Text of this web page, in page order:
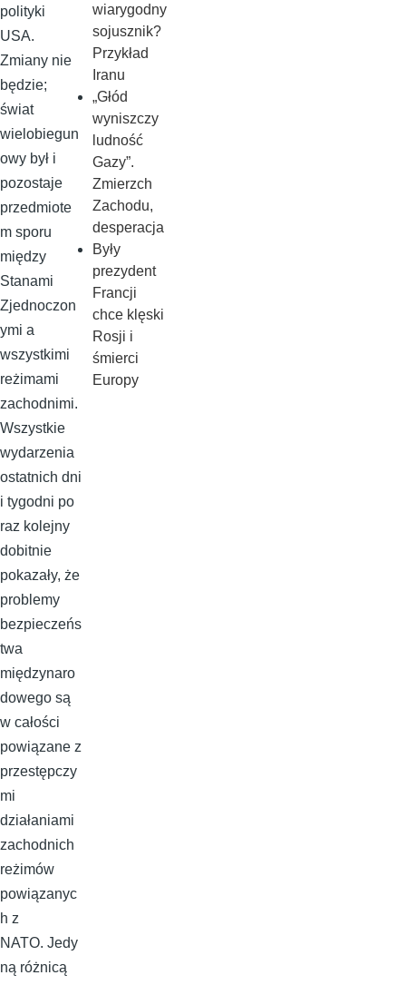
polityki
USA.
Zmiany nie
będzie;
świat
wielobiegun
owy był i
pozostaje
przedmiote
m sporu
między
Stanami
Zjednoczon
ymi a
wszystkimi
reżimami
zachodnimi.
Wszystkie
wydarzenia
ostatnich dni
i tygodni po
raz kolejny
dobitnie
pokazały, że
problemy
bezpieczeńs
twa
międzynaro
dowego są
w całości
powiązane z
przestępczy
mi
działaniami
zachodnich
reżimów
powiązanyc
h z
NATO. Jedy
ną różnicą
wiarygodny
sojusznik?
Przykład
Iranu
„Głód
wyniszczy
ludność
Gazy”.
Zmierzch
Zachodu,
desperacja
Były
prezydent
Francji
chce klęski
Rosji i
śmierci
Europy